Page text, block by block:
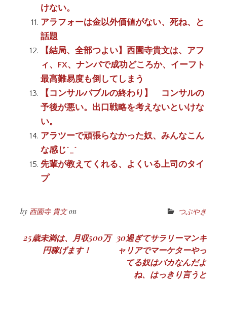
けない。
アラフォーは金以外価値がない、死ね、と
話題
【結局、全部つよい】西園寺貴文は、アフ
ィ、FX、ナンパで成功どころか、イーフト
最高難易度も倒してしまう
【コンサルバブルの終わり】 コンサルの
予後が悪い。出口戦略を考えないといけな
い。
アラツーで頑張らなかった奴、みんなこん
な感じ^_^
先輩が教えてくれる、よくいる上司のタイ
プ
by 西園寺 貴文on つぶやき
投
25歳未満は、月収500万
円稼げます！
30過ぎてサラリーマンキ
ャリアでマーケターやっ
てる奴はバカなんだよ
ね、はっきり言うと